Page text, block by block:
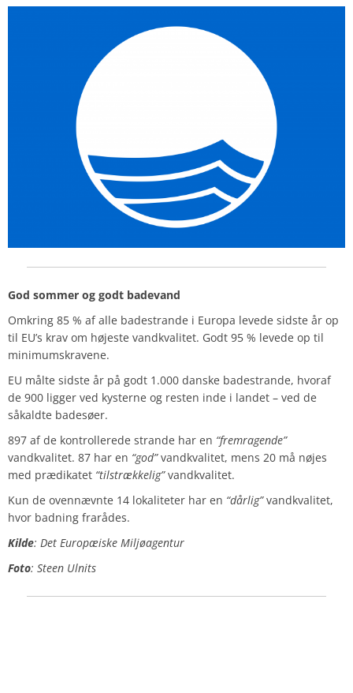
God sommer og godt badevand
Omkring 85 % af alle badestrande i Europa levede sidste år op
til EU’s krav om højeste vandkvalitet. Godt 95 % levede op til
minimumskravene.
EU målte sidste år på godt 1.000 danske badestrande, hvoraf
de 900 ligger ved kysterne og resten inde i landet – ved de
såkaldte badesøer.
897 af de kontrollerede strande har en “fremragende”
vandkvalitet. 87 har en “god”vandkvalitet, mens 20 må nøjes
med prædikatet “tilstrækkelig”vandkvalitet.
Kun de ovennævnte 14 lokaliteter har en “dårlig”vandkvalitet,
hvor badning frarådes.
Kilde: Det Europæiske Miljøagentur
Foto: Steen Ulnits